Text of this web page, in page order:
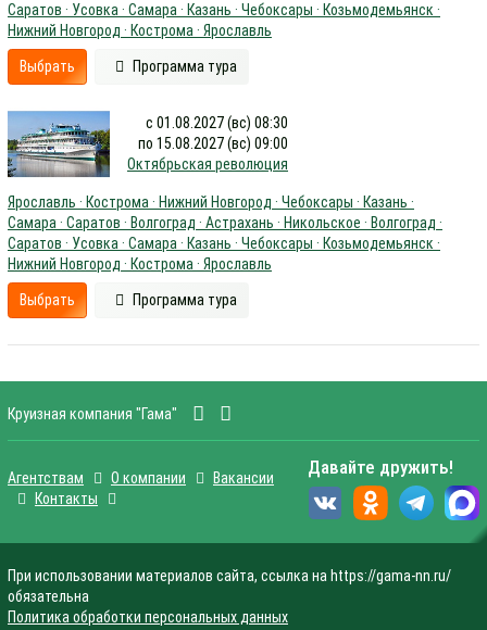
Саратов · Усовка · Самара · Казань · Чебоксары · Козьмодемьянск ·
Нижний Новгород · Кострома · Ярославль
Выбрать Программа тура
с 01.08.2027 (вс) 08:30
по 15.08.2027 (вс) 09:00
Октябрьская революция
Ярославль · Кострома · Нижний Новгород · Чебоксары · Казань ·
Самара · Саратов · Волгоград · Астрахань · Никольское · Волгоград ·
Саратов · Усовка · Самара · Казань · Чебоксары · Козьмодемьянск ·
Нижний Новгород · Кострома · Ярославль
Выбрать Программа тура
Круизная компания "Гама"
Агентствам О компании
Вакансии
Контакты
Давайте дружить!
При использовании материалов сайта, ссылка на https://gama-nn.ru/
обязательна
Политика обработки персональных данных